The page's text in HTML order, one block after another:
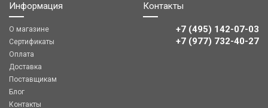
Информация
О магазине
Сертификаты
Оплата
Доставка
Поставщикам
Блог
Контакты
Контакты
+7 (495) 142-07-03
‎‎+7 (977) 732-40-27